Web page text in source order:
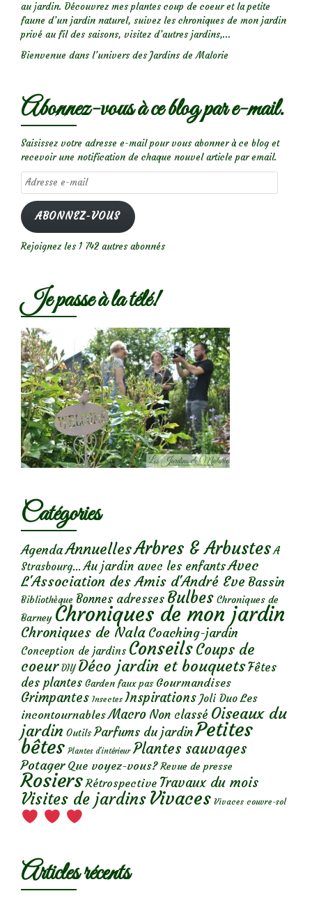
au jardin. Découvrez mes plantes coup de coeur et la petite
faune d’un jardin naturel, suivez les chroniques de mon jardin
privé au fil des saisons, visitez d’autres jardins,...
Bienvenue dans l’univers des Jardins de Malorie
Abonnez-vous à ce blog par e-mail.
Saisissez votre adresse e-mail pour vous abonner à ce blog et
recevoir une notification de chaque nouvel article par email.
Adresse
e-
mail
ABONNEZ-VOUS
Rejoignez les 1 742 autres abonnés
Je passe à la télé!
Catégories
AgendaAnnuellesArbres & Arbustes A
Strasbourg... Au jardin avec les enfantsAvec
L'Association des Amis d'André Eve Bassin
Bibliothèque Bonnes adresses Bulbes Chroniques de
Barney Chroniques de mon jardin
Chroniques de Nala Coaching-jardin
Conception de jardins ConseilsCoups de
coeur DIY Déco jardin et bouquetsFêtes
des plantes Garden faux pas Gourmandises
Grimpantes Insectes Inspirations Joli Duo Les
incontournables Macro Non classé Oiseaux du
jardin Outils Parfums du jardinPetites
bêtes Plantes d’intérieur Plantes sauvages
Potager Que voyez-vous? Revue de presse
Rosiers Rétrospective Travaux du mois
Visites de jardins Vivaces Vivaces couvre-sol
Articles récents